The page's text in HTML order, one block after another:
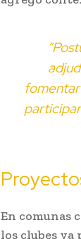
En comunas
los clubes